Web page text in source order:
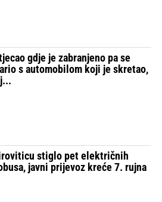
gdje je zabranjeno pa se
s automobilom koji je skretao,
stiglo pet električnih
javni prijevoz kreće 7. rujna